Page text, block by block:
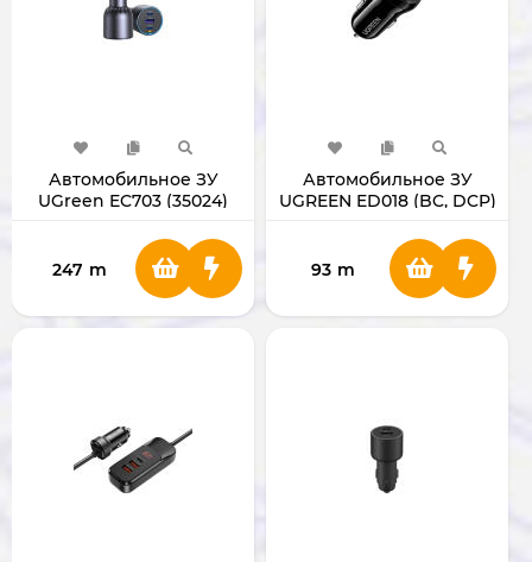
Автомобильное ЗУ
UGreen EC703 (35024)
247 m
Автомобильное ЗУ
UGREEN ED018 (BC, DCP)
93 m